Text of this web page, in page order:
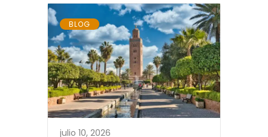
BLOG
julio 10, 2026